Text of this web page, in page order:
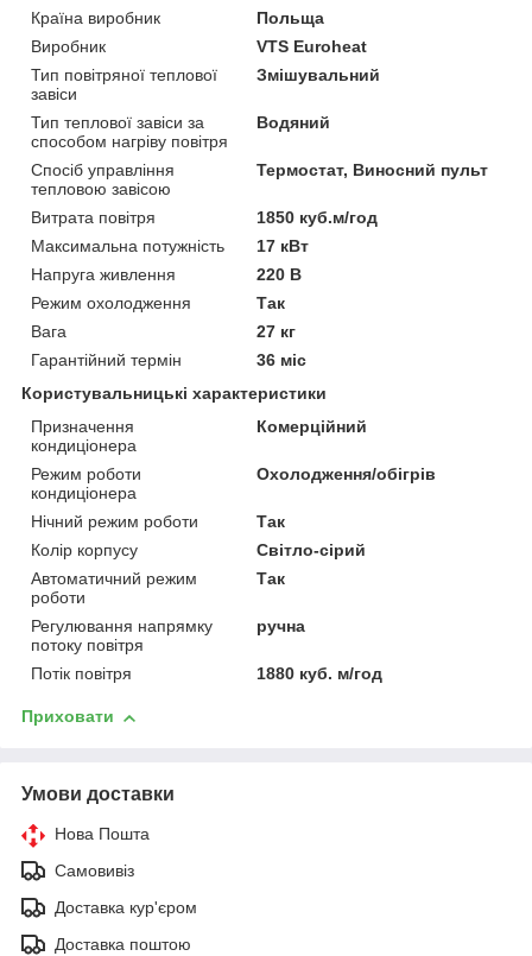
Країна виробник
Польща
Виробник
VTS Euroheat
Тип повітряної теплової
завіси
Змішувальний
Тип теплової завіси за
способом нагріву повітря
Водяний
Спосіб управління
тепловою завісою
Термостат, Виносний пульт
Витрата повітря
1850 куб.м/год
Максимальна потужність
17 кВт
Напруга живлення
220 В
Режим охолодження
Так
Вага
27 кг
Гарантійний термін
36 міс
Користувальницькі характеристики
Призначення
кондиціонера
Комерційний
Режим роботи
кондиціонера
Охолодження/обігрів
Нічний режим роботи
Так
Колір корпусу
Світло-сірий
Автоматичний режим
роботи
Так
Регулювання напрямку
потоку повітря
ручна
Потік повітря 1880 куб. м/год
Приховати
Умови доставки
Нова Пошта
Самовивіз
Доставка кур'єром
Доставка поштою